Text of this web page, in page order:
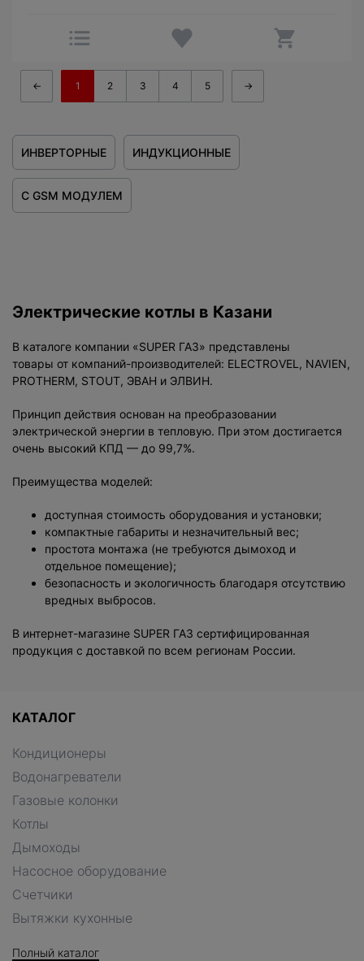
← 1 2 3 4 5 →
ИНВЕРТОРНЫЕ ИНДУКЦИОННЫЕ
С GSM МОДУЛЕМ
Электрические котлы в Казани
В каталоге компании «SUPER ГАЗ» представлены
товары от компаний-производителей: ELECTROVEL, NAVIEN,
PROTHERM, STOUT, ЭВАН и ЭЛВИН.
Принцип действия основан на преобразовании
электрической энергии в тепловую. При этом достигается
очень высокий КПД — до 99,7%.
Преимущества моделей:
доступная стоимость оборудования и установки;
компактные габариты и незначительный вес;
простота монтажа (не требуются дымоход и
отдельное помещение);
безопасность и экологичность благодаря отсутствию
вредных выбросов.
В интернет-магазине SUPER ГАЗ сертифицированная
продукция с доставкой по всем регионам России.
КАТАЛОГ
Кондиционеры
Водонагреватели
Газовые колонки
Котлы
Дымоходы
Насосное оборудование
Счетчики
Вытяжки кухонные
Полный каталог